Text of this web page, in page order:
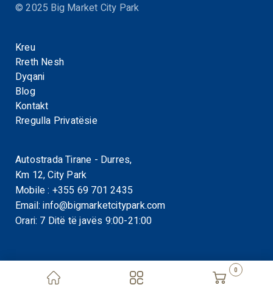
0
© 2025 Big Market City Park
Kreu
Rreth Nesh
Dyqani
Blog
Kontakt
Rregulla Privatësie
Autostrada Tirane - Durres,
Km 12, City Park
Mobile : +355 69 701 2435
Email:info@bigmarketcitypark.com
Orari: 7 Ditë të javës 9:00-21:00